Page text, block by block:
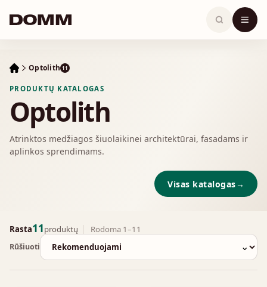
content
Optolith 11
PRODUKTŲ KATALOGAS
Optolith
Atrinktos medžiagos šiuolaikinei architektūrai, fasadams ir
aplinkos sprendimams.
Visas katalogas→
Rasta11produktų Rodoma 1–11
Rūšiuoti ⌄